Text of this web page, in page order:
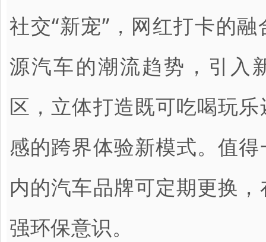
社交“新宠”，网红打卡的
源汽车的潮流趋势，引入
区，立体打造既可吃喝玩
感的跨界体验新模式。值
内的汽车品牌可定期更换
强环保意识。